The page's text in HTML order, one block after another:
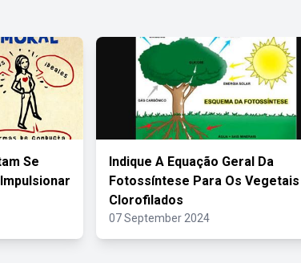
Se
Indique A Equação Geral Da
Fotossíntese Para Os Vegetais
Clorofilados
07 September 2024